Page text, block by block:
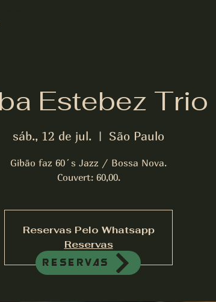
Estebez Trio
sáb., 12 de jul.
  |
São Paulo
Gibão faz 60´s Jazz / Bossa Nova.
Couvert: 60,00.
Reservas Pelo Whatsapp
Reservas
Reservas